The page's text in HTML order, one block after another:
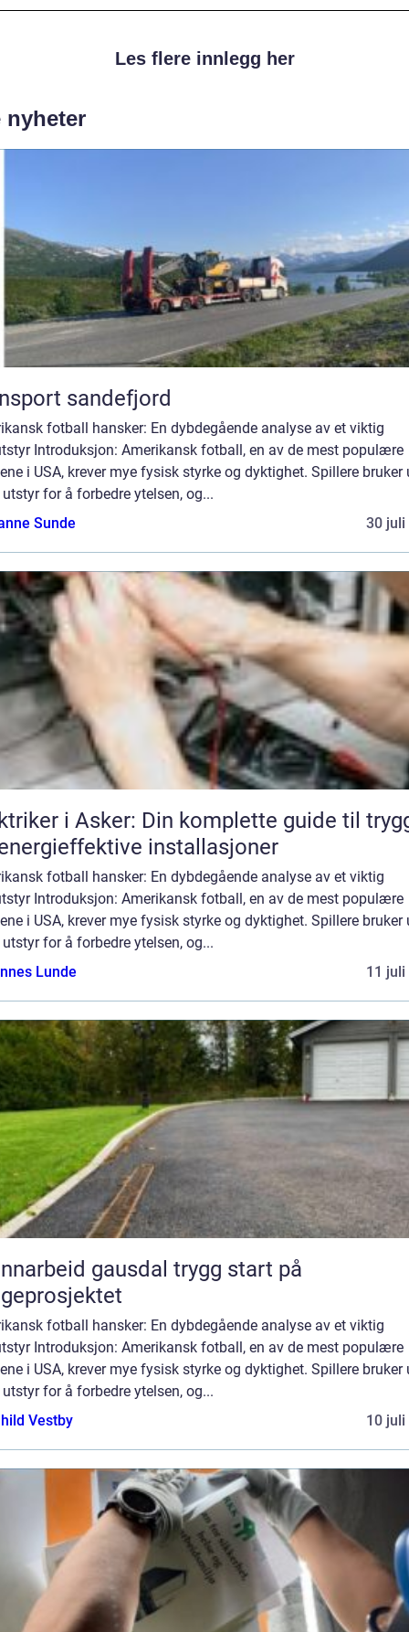
Les flere innlegg her
nyheter
sandefjord
fotball hansker: En dybdegående analyse av et viktig
Introduksjon: Amerikansk fotball, en av de mest populære
i USA, krever mye fysisk styrke og dyktighet. Spillere bruker
for å forbedre ytelsen, og...
Sunde
30 juli
i Asker: Din komplette guide til
installasjoner
fotball hansker: En dybdegående analyse av et viktig
Introduksjon: Amerikansk fotball, en av de mest populære
i USA, krever mye fysisk styrke og dyktighet. Spillere bruker
for å forbedre ytelsen, og...
Lunde
11 juli
gausdal trygg start på
fotball hansker: En dybdegående analyse av et viktig
Introduksjon: Amerikansk fotball, en av de mest populære
i USA, krever mye fysisk styrke og dyktighet. Spillere bruker
for å forbedre ytelsen, og...
Vestby
10 juli